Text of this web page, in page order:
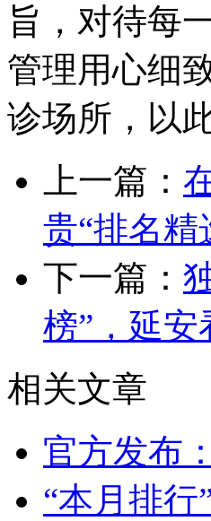
旨，对待每
管理用心细
诊场所，以
上一篇：
贵“排名
下一篇：
榜”，延
相关文章
官方发布
“本月排